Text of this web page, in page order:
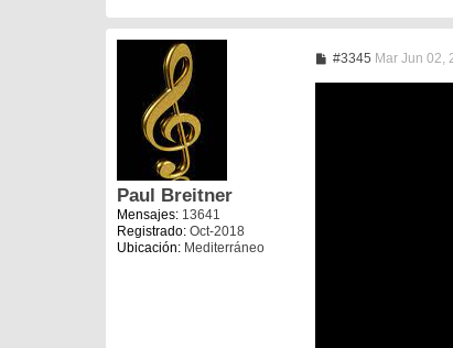
Paul Breitner
Mensajes: 13641
Registrado: Oct-2018
Ubicación: Mediterráneo
#3345MMar Jun 02,